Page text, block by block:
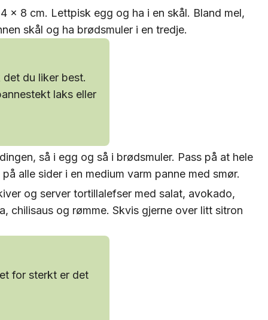
x 8 cm. Lettpisk egg og ha i en skål. Bland mel,
skål og ha brødsmuler i en tredje.
du liker best.
laks eller
så i egg og så i brødsmuler. Pass på at hele
alle sider i en medium varm panne med smør.
og server tortillalefser med salat, avokado,
chilisaus og rømme. Skvis gjerne over litt sitron
for sterkt er det